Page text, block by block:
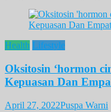
Health Lifestyle
Oksitosin ‘hormon
Kepuasan Dan
April 27, 2022Puspa Warni